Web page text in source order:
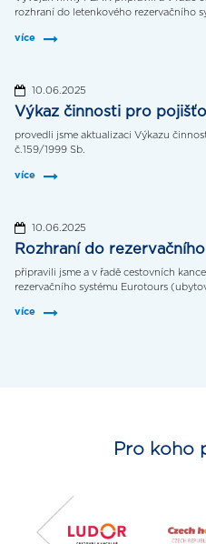
rozhraní do letenkového rezervačního
více
10.06.2025
Výkaz činnosti pro
provedli jsme aktualizaci Výkazu
č.159/1999 Sb.
více
10.06.2025
Rozhraní do
připravili jsme a v řadě cestovních
rezervačního systému Eurotours
více
Pro koho